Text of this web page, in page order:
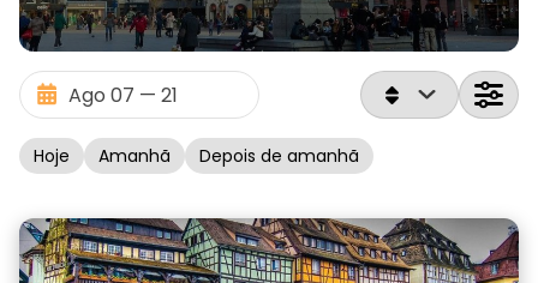
Hoje Amanhã Depois de amanhã